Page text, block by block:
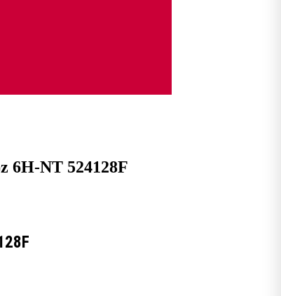
6H-NT 524128F